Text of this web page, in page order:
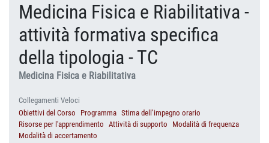
Medicina Fisica e Riabilitativa -
attività formativa specifica
della tipologia - TC
Medicina Fisica e Riabilitativa
Collegamenti Veloci
Obiettivi del Corso
Programma Stima dell’impegno orario
Risorse per l'apprendimento Attività di supporto
Modalità di frequenza
Modalità di accertamento